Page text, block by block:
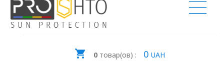
0товар(ов) : 0 UAH